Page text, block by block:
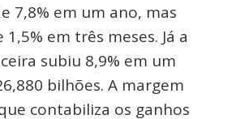
7,8% em um ano, mas
em três meses. Já a
subiu 8,9% em um
bilhões. A margem
contabiliza os ganhos